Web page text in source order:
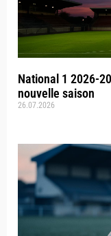
National 1 2026-
nouvelle saison
26.07.2026